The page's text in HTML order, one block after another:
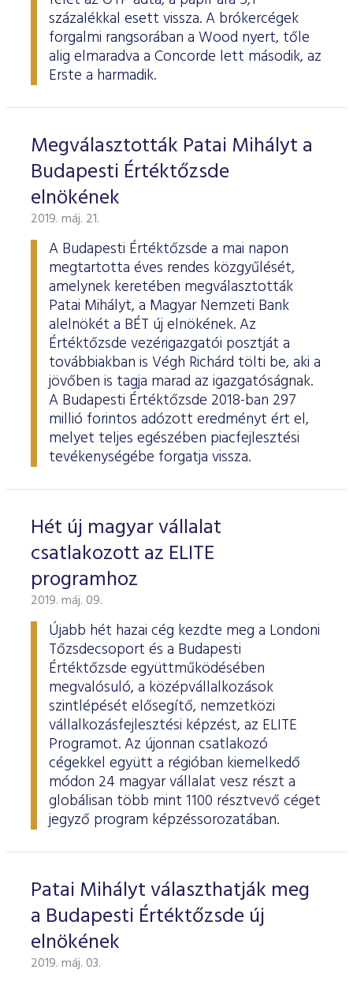
százalékkal esett vissza. A brókercégek
forgalmi rangsorában a Wood nyert, tőle
alig elmaradva a Concorde lett második, az
Erste a harmadik.
Megválasztották Patai Mihályt a
Budapesti Értéktőzsde
elnökének
2019. máj. 21.
A Budapesti Értéktőzsde a mai napon
megtartotta éves rendes közgyűlését,
amelynek keretében megválasztották
Patai Mihályt, a Magyar Nemzeti Bank
alelnökét a BÉT új elnökének. Az
Értéktőzsde vezérigazgatói posztját a
továbbiakban is Végh Richárd tölti be, aki a
jövőben is tagja marad az igazgatóságnak.
A Budapesti Értéktőzsde 2018-ban 297
millió forintos adózott eredményt ért el,
melyet teljes egészében piacfejlesztési
tevékenységébe forgatja vissza.
Hét új magyar vállalat
csatlakozott az ELITE
programhoz
2019. máj. 09.
Újabb hét hazai cég kezdte meg a Londoni
Tőzsdecsoport és a Budapesti
Értéktőzsde együttműködésében
megvalósuló, a középvállalkozások
szintlépését elősegítő, nemzetközi
vállalkozásfejlesztési képzést, az ELITE
Programot. Az újonnan csatlakozó
cégekkel együtt a régióban kiemelkedő
módon 24 magyar vállalat vesz részt a
globálisan több mint 1100 résztvevő céget
jegyző program képzéssorozatában.
Patai Mihályt választhatják meg
a Budapesti Értéktőzsde új
elnökének
2019. máj. 03.